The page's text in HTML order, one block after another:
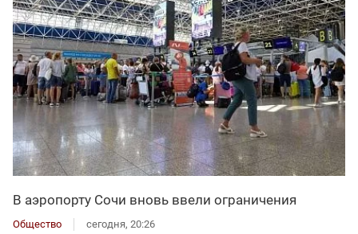
В аэропорту Сочи вновь ввели ограничения
Общество сегодня, 20:26